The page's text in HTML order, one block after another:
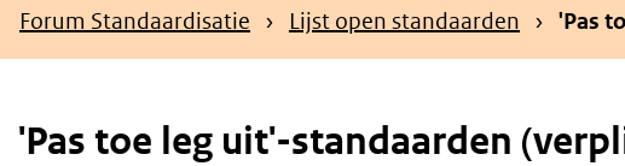
Kruimelpad
Forum Standaardisatie Lijst open standaarden 'Pas
'Pas toe leg uit'-standaarden